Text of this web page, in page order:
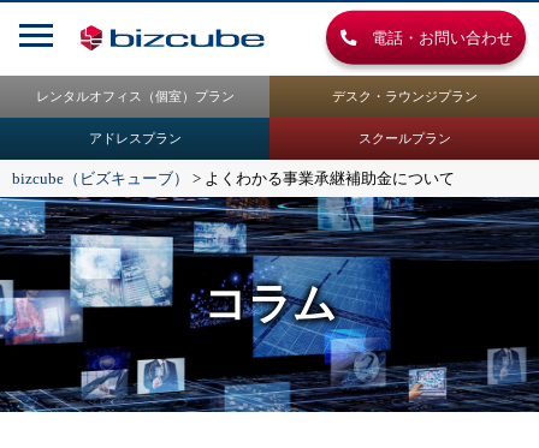
電話・お問い合わせ
レンタルオフィス（個室）プラン デスク・ラウンジプラン
アドレスプラン スクールプラン
bizcube（ビズキューブ） > よくわかる事業承継補助金について
コラム